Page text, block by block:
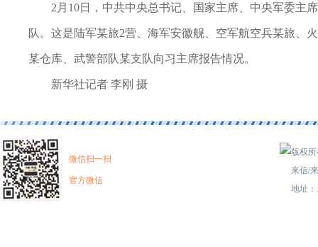
2月10日，中共中央总书记、国家主席、中央军委主
队。这是陆军某旅2营、海军安徽舰、空军航空兵某旅、
某仓库、武警部队某支队向习主席报告情况。
新华社记者 李刚 摄
微信扫一扫
官方微信
版权
来信/
地址